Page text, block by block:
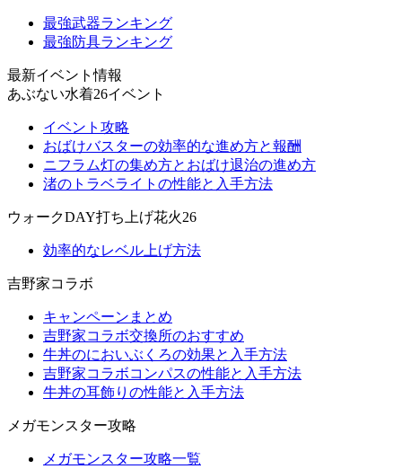
最強武器ランキング
最強防具ランキング
最新イベント情報
あぶない水着26イベント
イベント攻略
おばけバスターの効率的な進め方と報酬
ニフラム灯の集め方とおばけ退治の進め方
渚のトラベライトの性能と入手方法
ウォークDAY打ち上げ花火26
効率的なレベル上げ方法
吉野家コラボ
キャンペーンまとめ
吉野家コラボ交換所のおすすめ
牛丼のにおいぶくろの効果と入手方法
吉野家コラボコンパスの性能と入手方法
牛丼の耳飾りの性能と入手方法
メガモンスター攻略
メガモンスター攻略一覧